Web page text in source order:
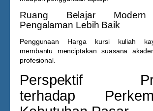
Ruang Belajar Modern
Pengalaman Lebih Baik
Penggunaan Harga kursi kuliah
membantu menciptakan suasana
profesional.
Perspektif
terhadap